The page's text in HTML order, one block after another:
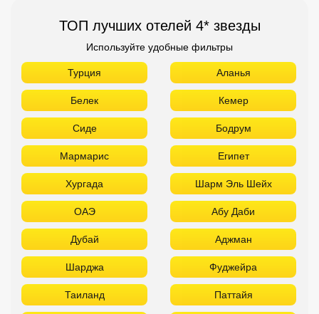
ТОП лучших отелей 4* звезды
Используйте удобные фильтры
Турция Аланья
Белек Кемер
Сиде Бодрум
Мармарис Египет
Хургада Шарм Эль Шейх
ОАЭ Абу Даби
Дубай Аджман
Шарджа Фуджейра
Таиланд Паттайя